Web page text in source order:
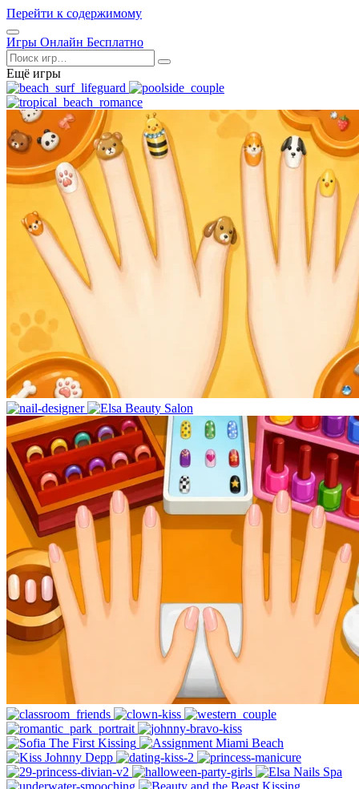
Перейти к содержимому
Открыть
меню
Игры Онлайн Бесплатно
Поиск
Ещё игры